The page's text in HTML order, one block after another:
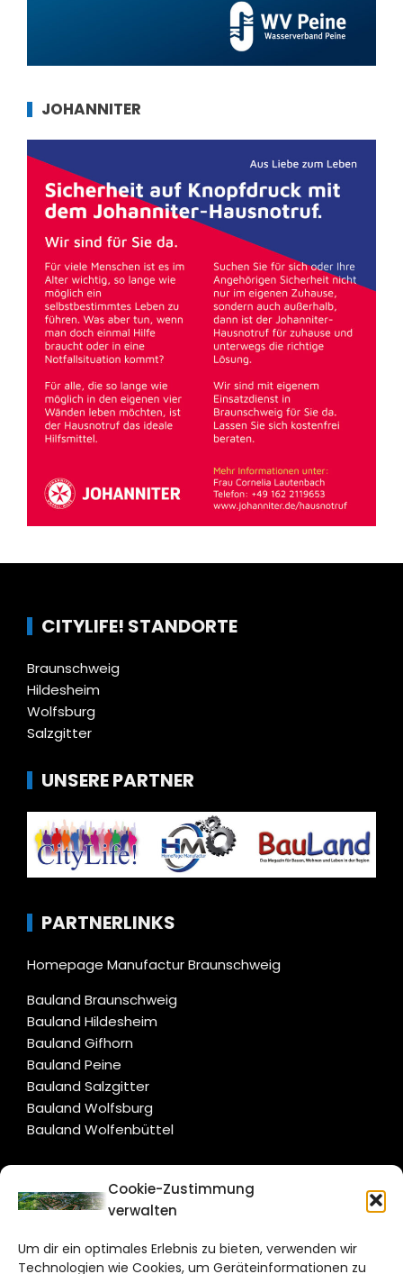
Cookie-Zustimmung
verwalten
Um dir ein optimales Erlebnis zu bieten, verwenden wir
Technologien wie Cookies, um Geräteinformationen zu
JOHANNITER
CITYLIFE! STANDORTE
Braunschweig
Hildesheim
Wolfsburg
Salzgitter
UNSERE PARTNER
PARTNERLINKS
Homepage Manufactur Braunschweig
Bauland Braunschweig
Bauland Hildesheim
Bauland Gifhorn
Bauland Peine
Bauland Salzgitter
Bauland Wolfsburg
Bauland Wolfenbüttel
CITYLIFE!
Bruchtorwall 12